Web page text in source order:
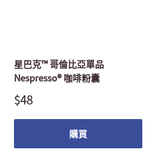
星巴克™ 哥倫比亞單品
Nespresso® 咖啡粉囊
$48
購買